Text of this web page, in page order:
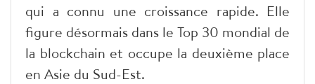
qui a connu une croissance rapide. Elle
figure désormais dans le Top 30 mondial de
la blockchain et occupe la deuxième place
en Asie du Sud-Est.